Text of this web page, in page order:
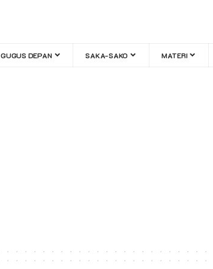
GUGUS DEPAN SAKA-SAKO MATERI